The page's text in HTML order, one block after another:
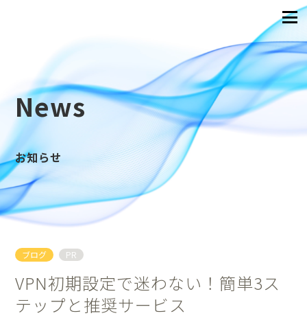
News
お知らせ
ブログ PR
VPN初期設定で迷わない！簡単3ス
テップと推奨サービス